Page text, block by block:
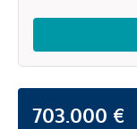
703.000 €